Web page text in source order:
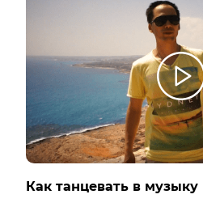
Как танцевать в музыку